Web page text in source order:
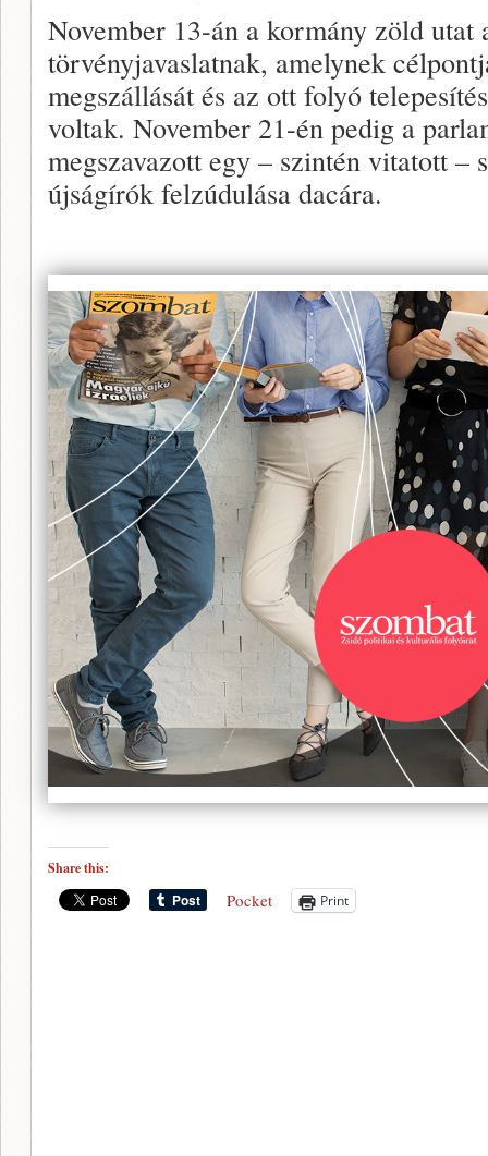
November 13-án a kormány zöld utat
törvényjavaslatnak, amelynek
megszállását és az ott folyó
voltak. November 21-én pedig a
megszavazott egy – szintén vitatott –
újságírók felzúdulása dacára.
Share this:
Pocket Print